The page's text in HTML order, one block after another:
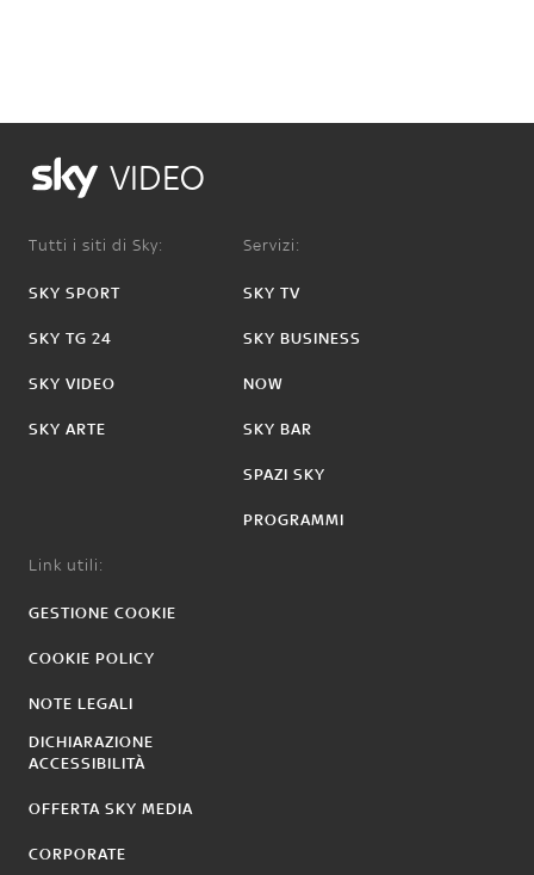
VIDEO
Tutti i siti di Sky:
SKY SPORT
SKY TG 24
SKY VIDEO
SKY ARTE
Servizi:
SKY TV
SKY BUSINESS
NOW
SKY BAR
SPAZI SKY
PROGRAMMI
Link utili:
GESTIONE COOKIE
COOKIE POLICY
NOTE LEGALI
DICHIARAZIONE
ACCESSIBILITÀ
OFFERTA SKY MEDIA
CORPORATE